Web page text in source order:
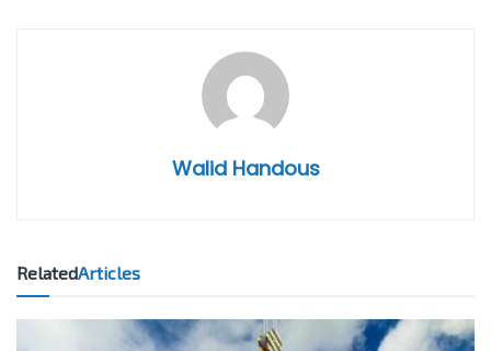
Walid Handous
RelatedArticles